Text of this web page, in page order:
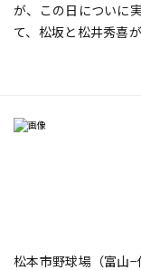
が、この日についに
て、松坂と松井秀喜
た。第１球が投じら
松本市野球場（富